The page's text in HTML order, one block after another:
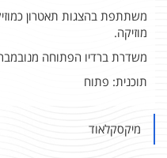
משתתפת בהצגות תאטרון
מוזיקה.
משדרת ברדיו הפתוחה מנובמבר
תוכנית: פתוח
מיקסקלאוד